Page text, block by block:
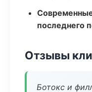
последнего
Отзывы
Ботокс и